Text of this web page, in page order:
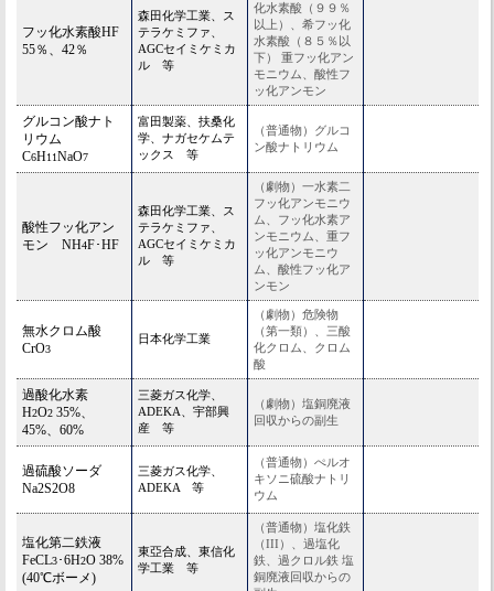
フッ化水素酸HF
55％、42％
森田化学工業、ス
テラケミファ、
AGCセイミケミカ
ル 等
化水素酸（９９％
以上）、希フッ化
水素酸（８５％以
下） 重フッ化アン
モニウム、酸性フ
ッ化アンモン
グルコン酸ナト
リウム
C6H11 NaO7
富田製薬、扶桑化
学、ナガセケムテ
ックス 等
（普通物）グルコ
ン酸ナトリウム
酸性フッ化アン
モン NH4F･HF
森田化学工業、ス
テラケミファ、
AGCセイミケミカ
ル 等
（劇物）一水素二
フッ化アンモニウ
ム、フッ化水素ア
ンモニウム、重フ
ッ化アンモニウ
ム、酸性フッ化ア
ンモン
無水クロム酸
CrO3
日本化学工業
（劇物）危険物
（第一類）、三酸
化クロム、クロム
酸
過酸化水素
H2O2 35%、
45%、60%
三菱ガス化学、
ADEKA、宇部興
産 等
（劇物）塩銅廃液
回収からの副生
過硫酸ソーダ
Na2S2O8
三菱ガス化学、
ADEKA 等
（普通物）ぺルオ
キソニ硫酸ナトリ
ウム
塩化第二鉄液
FeCL3･6H2O 38%
(40℃ボーメ)
東亞合成、東信化
学工業 等
（普通物）塩化鉄
（III）、過塩化
鉄、過クロル鉄 塩
銅廃液回収からの